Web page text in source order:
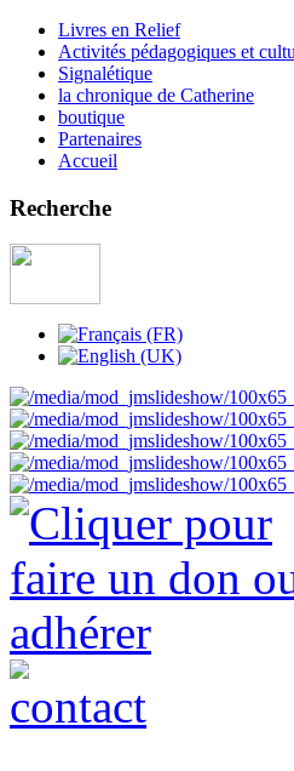
Livres en Relief
Activités pédagogiques et
Signalétique
la chronique de Catherine
boutique
Partenaires
Accueil
Recherche